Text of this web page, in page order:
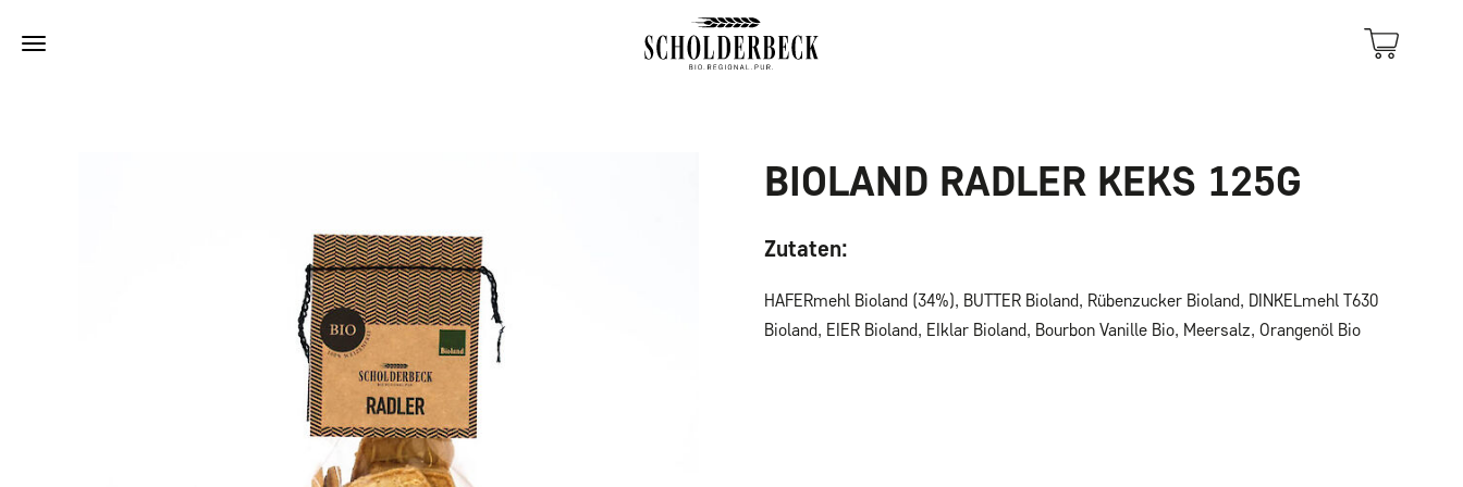
BIOLAND RADLER KEKS 125G
Zutaten:
HAFERmehl Bioland (34%), BUTTER Bioland, Rübenzucker Bioland, DINKELmehl T630
Bioland, EIER Bioland, EIklar Bioland, Bourbon Vanille Bio, Meersalz, Orangenöl Bio